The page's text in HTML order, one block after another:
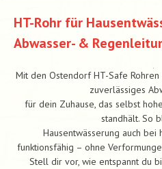
HT-Rohr für
Abwasser- &
Mit den Ostendorf HT-Safe
zuverlässiges
für dein Zuhause, das selbst
standhält. So
Hausentwässerung auch
funktionsfähig – ohne
Stell dir vor, wie entspannt du